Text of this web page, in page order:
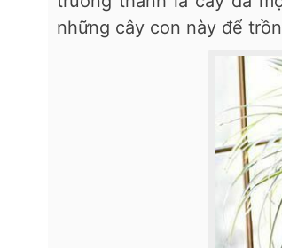
những cây con này để